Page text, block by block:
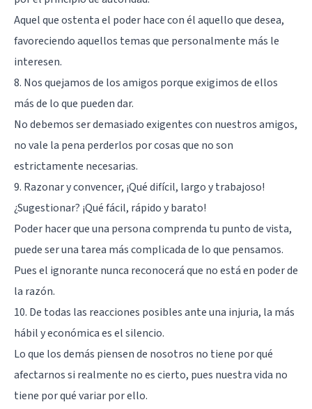
Aquel que ostenta el poder hace con él aquello que desea,
favoreciendo aquellos temas que personalmente más le
interesen.
8. Nos quejamos de los amigos porque exigimos de ellos
más de lo que pueden dar.
No debemos ser demasiado exigentes con nuestros amigos,
no vale la pena perderlos por cosas que no son
estrictamente necesarias.
9. Razonar y convencer, ¡Qué difícil, largo y trabajoso!
¿Sugestionar? ¡Qué fácil, rápido y barato!
Poder hacer que una persona comprenda tu punto de vista,
puede ser una tarea más complicada de lo que pensamos.
Pues el ignorante nunca reconocerá que no está en poder de
la razón.
10. De todas las reacciones posibles ante una injuria, la más
hábil y económica es el silencio.
Lo que los demás piensen de nosotros no tiene por qué
afectarnos si realmente no es cierto, pues nuestra vida no
tiene por qué variar por ello.